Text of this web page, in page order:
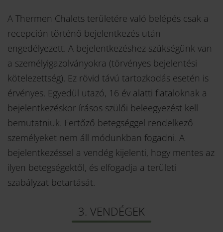
A Thermen Chalets területére való belépés csak a
recepción történő bejelentkezés után
engedélyezett. A bejelentkezéshez szükségünk van
a személyigazolványokra (törvényes bejelentési
kötelezettség). Ez rövid távú tartozkodás esetén is
érvényes. Egyedül utazó, 16 év alatti fiataloknak a
bejelentkezéskor írásos szülői beleegyezést kell
bemutatniuk. Fertőző betegséggel rendelkező
személyeket nem áll módunkban fogadni. A
bejelentkezéssel a vendég kijelenti, hogy mentes az
ilyen betegségektől, és elfogadja a területi
szabályzat betartását.
3. VENDÉGEK